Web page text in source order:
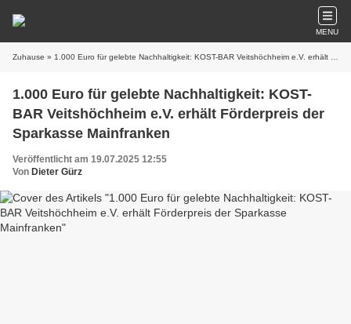
MENU
Zuhause » 1.000 Euro für gelebte Nachhaltigkeit: KOST-BAR Veitshöchheim e.V. erhält Förderpreis der Sparkasse Mainfranken
1.000 Euro für gelebte Nachhaltigkeit: KOST-
BAR Veitshöchheim e.V. erhält Förderpreis der
Sparkasse Mainfranken
Veröffentlicht am 19.07.2025 12:55
Von Dieter Gürz